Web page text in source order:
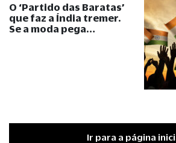
O ‘Partido das Baratas’
que faz a Índia tremer.
Se a moda pega…
Ir para a página